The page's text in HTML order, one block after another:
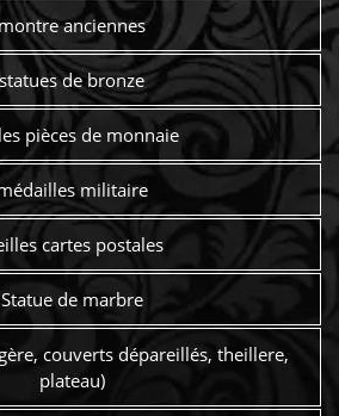
montre anciennes
statues de bronze
pièces de monnaie
militaire
cartes postales
Statue de marbre
couverts dépareillés, theillere,
plateau)